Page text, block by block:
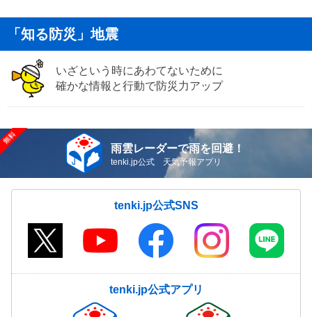
「知る防災」地震
いざという時にあわてないために
確かな情報と行動で防災力アップ
雨雲レーダーで雨を回避！
tenki.jp公式 天気予報アプリ
tenki.jp公式SNS
tenki.jp公式アプリ